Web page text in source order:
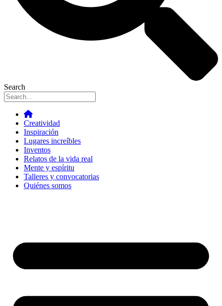
Search
Creatividad
Inspiración
Lugares increíbles
Inventos
Relatos de la vida real
Mente y espíritu
Talleres y convocatorias
Quiénes somos